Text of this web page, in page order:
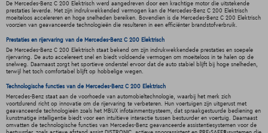
De Mercedes-Benz C 200 Elektrisch werd aangedreven door een krachtige motor die uitstekende
prestaties leverde. Met zijn indrukwekkended vermogen kan de Mercedes-Benz C 200 Elektrisch
moeiteloos accelereren en hoge snelheden bereiken. Bovendien is de Mercedes-Benz C 200 Elektrisch
voorzien van geavanceerde technologieën die resulteren in een efficiënter brandstofverbruik.
Prestaties en rijervaring van de Mercedes-Benz C 200 Elektrisch
De Mercedes-Benz C 200 Elektrisch staat bekend om zijn indrukwekkendede prestaties en soepele
rijervaring. De auto accelereert snel en biedt voldoende vermogen om moeiteloos in te halen op de
snelweg. Daarnaast zorgt het sportieve onderstel ervoor dat de auto stabiel blijft bij hoge snelheden,
terwijl het toch comfortabel blijft op hobbelige wegen.
Technologische functies van de Mercedes-Benz C 200 Elektrisch
Mercedes-Benz staat aan de voorhoede van automobieltechnologie, waarbij het merk zich
voortdurend richt op innovatie om de rijervaring te verbeteren. Hun voertuigen zijn uitgerust met
geavanceerde technologieën zoals het MBUX infotainmentsysteem, dat spraakgestuurde bediening en
kunstmatige intelligentie biedt voor een intuïtieve interactie tussen bestuurder en voertuig. Daarnaast
omvatten de technologische functies van Mercedes-Benz geavanceerde assistentiesystemen voor de